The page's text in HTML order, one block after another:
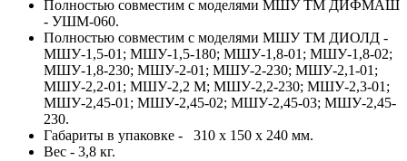
Полностью совместим с моделями МШУ ТМ ДИФМАШ
- УШМ-060.
Полностью совместим с моделями МШУ ТМ ДИОЛД -
МШУ-1,5-01; МШУ-1,5-180; МШУ-1,8-01; МШУ-1,8-02;
МШУ-1,8-230; МШУ-2-01; МШУ-2-230; МШУ-2,1-01;
МШУ-2,2-01; МШУ-2,2 М; МШУ-2,2-230; МШУ-2,3-01;
МШУ-2,45-01; МШУ-2,45-02; МШУ-2,45-03; МШУ-2,45-
230.
Габариты в упаковке - 310 x 150 x 240 мм.
Вес - 3,8 кг.